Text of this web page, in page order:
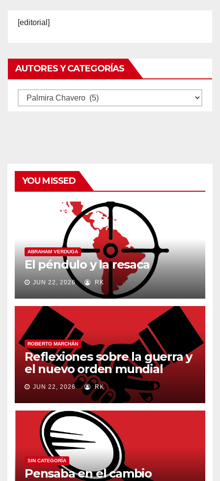
[editorial]
AUTORES Y CATEGORÍAS
Autores
YOU MISSED
ABRAHAM VERDUGA
El péndulo y la resaca
JUN 22, 2026 RK
ROBERTO MARCHÁN
Reflexiones sobre la guerra y
el nuevo orden mundial
JUN 22, 2026 RK
SIN CATEGORÍA
Pensaba en el cambio